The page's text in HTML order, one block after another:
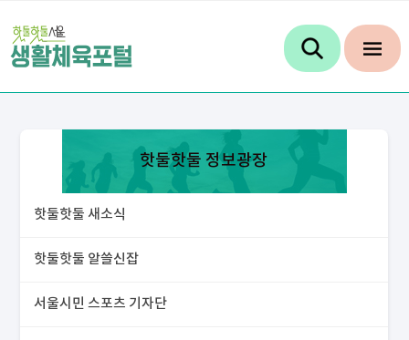
핫둘핫둘 정보광장
핫둘핫둘 새소식
핫둘핫둘 알쓸신잡
서울시민 스포츠 기자단